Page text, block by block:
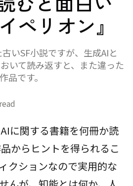
ペリオン』
いSF小説ですが、生成AIと
いて読み返すと、また違った
品です。
に関する書籍を何冊か読
からヒントを得られるこ
クションなので実用的な